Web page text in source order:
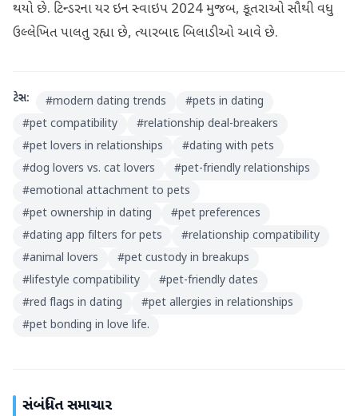
થયો છે. ટિન્ડરના યર ઇન સ્વાઇપ 2024 મુજબ, કૂતરાઓ સૌથી વધુ
ઉલ્લેખિત પાલતુ રહ્યા છે, ત્યારબાદ બિલાડીઓ આવે છે.
ટેગ્સ: #modern dating trends #pets in dating
#pet compatibility #relationship deal-breakers
#pet lovers in relationships #dating with pets
#dog lovers vs. cat lovers #pet-friendly relationships
#emotional attachment to pets
#pet ownership in dating #pet preferences
#dating app filters for pets #relationship compatibility
#animal lovers #pet custody in breakups
#lifestyle compatibility #pet-friendly dates
#red flags in dating #pet allergies in relationships
#pet bonding in love life.
સંબંધિત સમાચાર